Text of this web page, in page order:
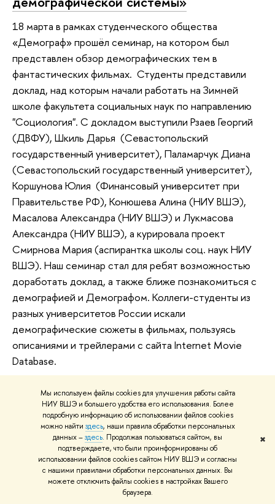
Мы используем файлы cookies для улучшения работы сайта
НИУ ВШЭ и большего удобства его использования. Более
подробную информацию об использовании файлов cookies
можно найти здесь, наши правила обработки персональных
данных –здесь. Продолжая пользоваться сайтом, вы
подтверждаете, что были проинформированы об
использовании файлов cookies сайтом НИУ ВШЭ и согласны
с нашими правилами обработки персональных данных. Вы
можете отключить файлы cookies в настройках Вашего
браузера.
✖
18 марта в рамках студенческого общества
«Демограф» прошёл семинар, на котором был
представлен обзор демографических тем в
фантастических фильмах. Студенты представили
доклад, над которым начали работать на Зимней
школе факультета социальных наук по направлению
"Социология". С докладом выступили Рзаев Георгий
(ДВФУ), Шкиль Дарья (Севастопольский
государственный университет), Паламарчук Диана
(Севастопольский государственный университет),
Коршунова Юлия (Финансовый университет при
Правительстве РФ), Конюшева Алина (НИУ ВШЭ),
Масалова Александра (НИУ ВШЭ) и Лукмасова
Александра (НИУ ВШЭ), а курировала проект
Смирнова Мария (аспирантка школы соц. наук НИУ
ВШЭ). Наш семинар стал для ребят возможностью
доработать доклад, а также ближе познакомиться с
демографией и Демографом. Коллеги-студенты из
разных университетов России искали
демографические сюжеты в фильмах, пользуясь
описаниями и трейлерами с сайта Internet Movie
Database.
Образование студенты бакалавриат
4 апреля 2023